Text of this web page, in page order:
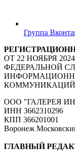
Группа
ОТ 22 НОЯБРЯ
ФЕДЕРАЛЬНОЙ
КОММУНИКАЦИЙ,
ООО "ГАЛЕРЕЯ
ИНН 3662310296
КПП 366201001
Воронеж
ГЛАВНЫЙ